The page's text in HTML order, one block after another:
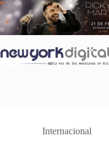
Saltar
al
contenido
Internacional